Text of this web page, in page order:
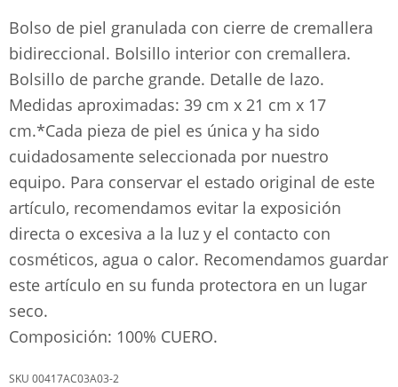
Bolso de piel granulada con cierre de cremallera
bidireccional. Bolsillo interior con cremallera.
Bolsillo de parche grande. Detalle de lazo.
Medidas aproximadas: 39 cm x 21 cm x 17
cm.*Cada pieza de piel es única y ha sido
cuidadosamente seleccionada por nuestro
equipo. Para conservar el estado original de este
artículo, recomendamos evitar la exposición
directa o excesiva a la luz y el contacto con
cosméticos, agua o calor. Recomendamos guardar
este artículo en su funda protectora en un lugar
seco.
Composición: 100% CUERO.
00417AC03A03-2